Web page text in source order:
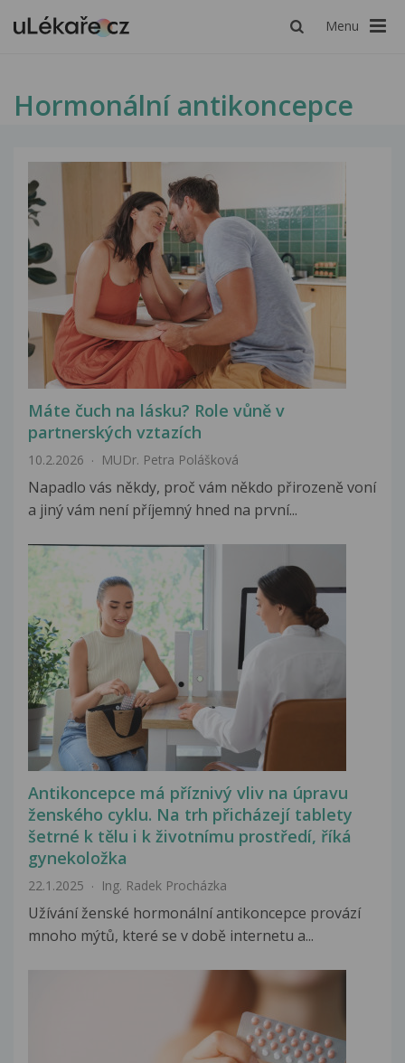
Menu
Hormonální antikoncepce
Máte čuch na lásku? Role vůně v
partnerských vztazích
10.2.2026 MUDr. Petra Polášková
Napadlo vás někdy, proč vám někdo přirozeně voní
a jiný vám není příjemný hned na první...
Antikoncepce má příznivý vliv na úpravu
ženského cyklu. Na trh přicházejí tablety
šetrné k tělu i k životnímu prostředí, říká
gynekoložka
22.1.2025 Ing. Radek Procházka
Užívání ženské hormonální antikoncepce provází
mnoho mýtů, které se v době internetu a...